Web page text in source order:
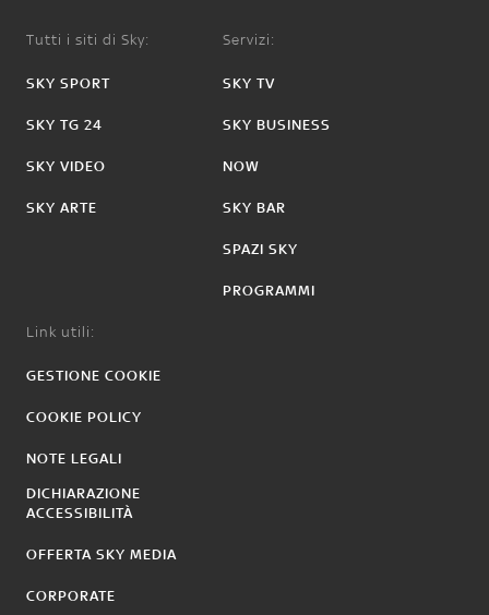
Tutti i siti di Sky:
SKY SPORT
SKY TG 24
SKY VIDEO
SKY ARTE
Servizi:
SKY TV
SKY BUSINESS
NOW
SKY BAR
SPAZI SKY
PROGRAMMI
Link utili:
GESTIONE COOKIE
COOKIE POLICY
NOTE LEGALI
DICHIARAZIONE
ACCESSIBILITÀ
OFFERTA SKY MEDIA
CORPORATE